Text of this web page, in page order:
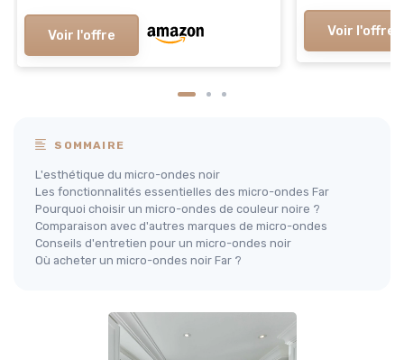
Voir l'offre Voir l'offre
SOMMAIRE
L'esthétique du micro-ondes noir
Les fonctionnalités essentielles des micro-ondes Far
Pourquoi choisir un micro-ondes de couleur noire ?
Comparaison avec d'autres marques de micro-ondes
Conseils d'entretien pour un micro-ondes noir
Où acheter un micro-ondes noir Far ?